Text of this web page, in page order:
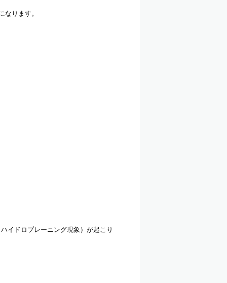
ります。
イドロプレーニング現象）が起こり